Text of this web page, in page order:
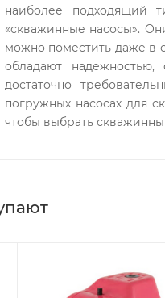
мм
наиболее подходящий
«скважинные насосы».
можно поместить даже в
обладают
достаточно
погружных насосах для
чтобы выбрать